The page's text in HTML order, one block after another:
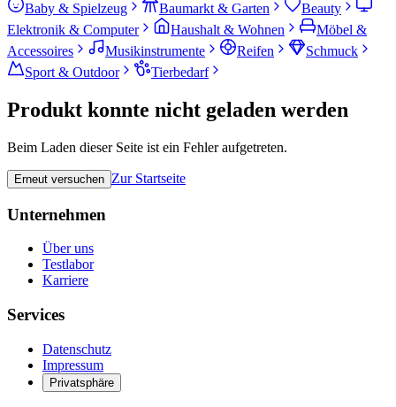
Baby & Spielzeug Baumarkt & Garten
Beauty
Elektronik & Computer
Haushalt & Wohnen
Möbel &
Accessoires
Musikinstrumente Reifen
Schmuck
Sport & Outdoor
Tierbedarf
Produkt konnte nicht geladen werden
Beim Laden dieser Seite ist ein Fehler aufgetreten.
Erneut versuchen Zur Startseite
Unternehmen
Über uns
Testlabor
Karriere
Services
Datenschutz
Impressum
Privatsphäre